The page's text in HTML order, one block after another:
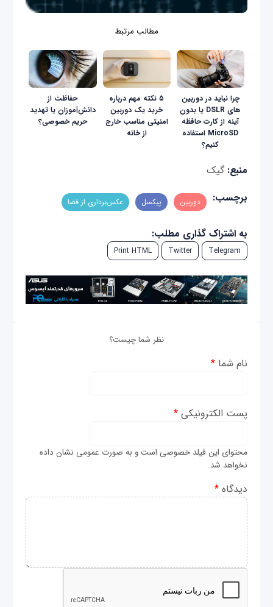
مطالب مرتبط
چرا نباید در دوربین
های DSLR یا بدون
آینه از کارت حافظه
MicroSD استفاده
کنیم؟
۵ نکته مهم درباره
خرید یک دوربین
امنیتی مناسب خارج
از خانه
حفاظت از
دانش‌آموزان یا تهدید
حریم خصوصی؟
منبع:گیک
برچسب:
دوربین پیکسل عکس‌برداری از فضا
به اشتراک گذاری مطلب:
Telegram
Twitter
Print HTML
نظر شما چیست؟
نام شما*
پست الکترونیکی*
محتوای این فیلد خصوصی است و به صورت عمومی نشان داده
نخواهد شد.
دیدگاه*